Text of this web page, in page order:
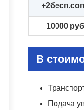
10000
В
Подача